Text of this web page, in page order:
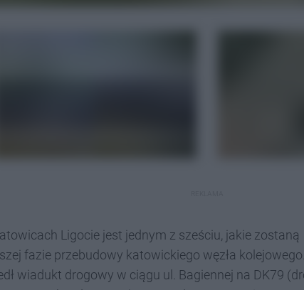
Ligocie jest jednym z sześciu, jakie zostaną
fazie przebudowy katowickiego węzła kolejowego.
wiadukt drogowy w ciągu ul. Bagiennej na DK79